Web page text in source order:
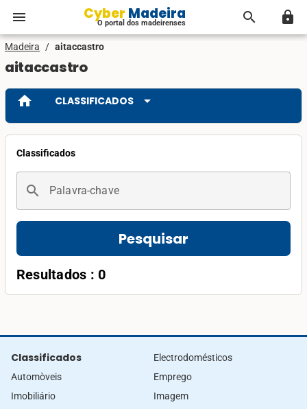
menu Cyber Madeira
O portal dos madeirenses search lock
Madeira / aitaccastro
aitaccastro
home CLASSIFICADOS arrow_drop_down
Classificados
search Palavra-chave
Pesquisar
Resultados : 0
Classificados
Automòveis
Imobiliário
Electrodomésticos
Emprego
Imagem